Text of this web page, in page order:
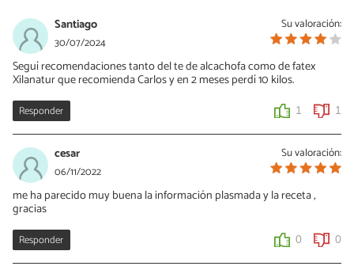
Su valoración:
Santiago
30/07/2024
Seguí recomendaciones tanto del te de alcachofa como de fatex
Xilanatur que recomienda Carlos y en 2 meses perdí 10 kilos.
Responder 1 1
Su valoración:
cesar
06/11/2022
me ha parecido muy buena la información plasmada y la receta ,
gracias
Responder 0 0